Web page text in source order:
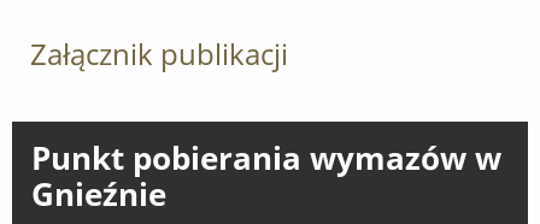
Załącznik publikacji
Punkt pobierania wymazów w
Gnieźnie